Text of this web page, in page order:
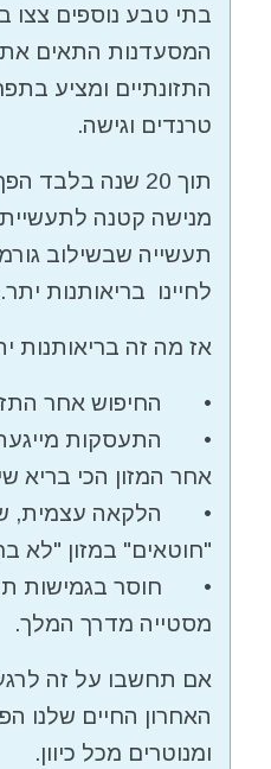
בתי טבע נוספים צצו
המסעדנות התאים את
התזונתיים ומציע
טרנדים וגישה.
תוך 20 שנה בלבד
מנישה קטנה
תעשייה שבשילוב
לחיינו בריאותנות יתר.
אז מה זה בריאותנות
• החיפוש אחר
• התעסקות מייגעת
אחר המזון הכי בריא
• הלקאה עצמית,
"חוטאים" במזון "לא
• חוסר בגמישות
מסטייה מדרך המלך.
אם תחשבו על זה
האחרון החיים שלנו
ומנוטרים מכל כיוון.